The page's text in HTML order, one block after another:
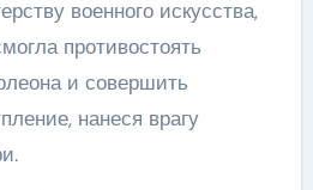
военного искусства,
противостоять
и совершить
нанеся врагу